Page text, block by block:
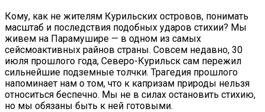
Кому, как не жителям Курильских островов, понимать
масштаб и последствия подобных ударов стихии? Мы
живем на Парамушире — в одном из самых
сейсмоактивных райнов страны. Совсем недавно, 30
июля прошлого года, Северо-Курильск сам пережил
сильнейшие подземные толчки. Трагедия прошлого
напоминает нам о том, что к капризам природы нельзя
относиться беспечно. Мы не в силах остановить стихию,
но мы обязаны быть к ней готовыми.